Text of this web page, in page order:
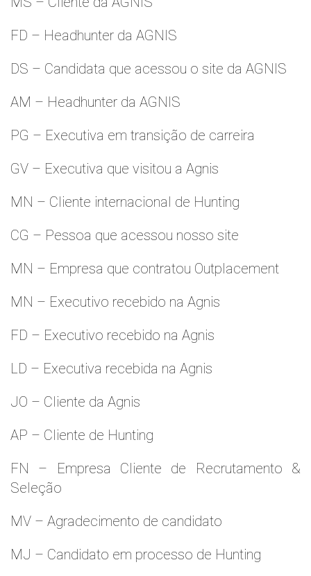
FD – Headhunter da AGNIS
DS – Candidata que acessou o site da AGNIS
AM – Headhunter da AGNIS
PG – Executiva em transição de carreira
GV – Executiva que visitou a Agnis
MN – Cliente internacional de Hunting
CG – Pessoa que acessou nosso site
MN – Empresa que contratou Outplacement
MN – Executivo recebido na Agnis
FD – Executivo recebido na Agnis
LD – Executiva recebida na Agnis
JO – Cliente da Agnis
AP – Cliente de Hunting
FN – Empresa Cliente de Recrutamento &
Seleção
MV – Agradecimento de candidato
MJ – Candidato em processo de Hunting